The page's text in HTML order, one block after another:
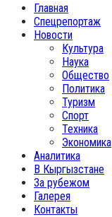
Главная
Спецрепортаж
Новости
Культура
Наука
Общество
Политика
Туризм
Спорт
Техника
Экономика
Аналитика
В Кыргызстане
За рубежом
Галерея
Контакты